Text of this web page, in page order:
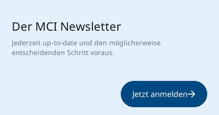
Der MCI Newsletter
Jederzeit up-to-date und den möglicherweise
entscheidenden Schritt voraus.
Jetzt anmelden